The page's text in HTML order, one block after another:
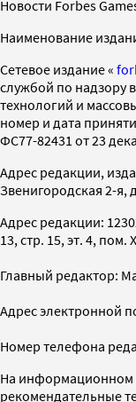
Новости Forbes
Наименование
Cетевое издание «
службой по надзору
технологий и
номер и дата
ФС77-82431 от 23
Адрес редакции,
Звенигородская 2-я,
Адрес редакции:
13, стр. 15, эт. 4, пом.
Главный редактор:
Адрес электронной
Номер телефона
На информационном
рекомендательные